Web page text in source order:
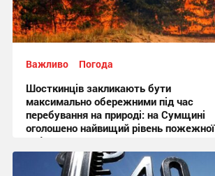
Важливо Погода
Шосткинців закликають бути
максимально обережними під час
перебування на природі: на Сумщині
оголошено найвищий рівень пожежної
небезпеки
10:27, 6.08.2026